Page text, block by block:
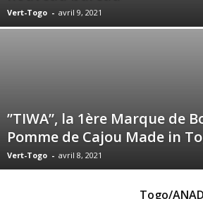
Vert-Togo - avril 9, 2021
”TIWA”, la 1ère Marque de
Pomme de Cajou Made in
Vert-Togo - avril 8, 2021
Togo/